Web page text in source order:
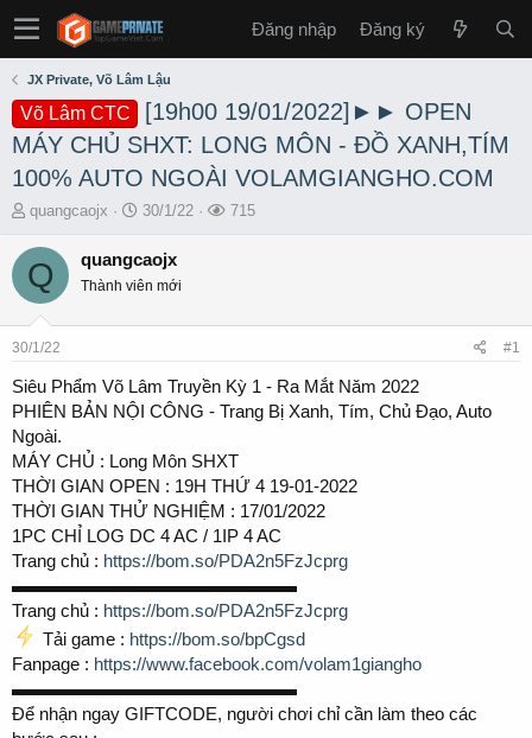
Đăng nhập Đăng ký
JX Private, Võ Lâm Lậu
Võ Lâm CTC
[19h00 19/01/2022]►► OPEN
MÁY CHỦ SHXT: LONG MÔN - ĐỒ XANH,TÍM
100% AUTO NGOÀI VOLAMGIANGHO.COM
T
r
e
s
a
e
r
quangcaojx
S
a
t
e
30/1/22
L
715
Q quangcaojx
Thành viên mới
30/1/22 #1
Siêu Phẩm Võ Lâm Truyền Kỳ 1 - Ra Mắt Năm 2022
PHIÊN BẢN NỘI CÔNG - Trang Bị Xanh, Tím, Chủ Đạo, Auto
Ngoài.
MÁY CHỦ : Long Môn SHXT
THỜI GIAN OPEN : 19H THỨ 4 19-01-2022
THỜI GIAN THỬ NGHIỆM : 17/01/2022
1PC CHỈ LOG DC 4 AC / 1IP 4 AC
Trang chủ : https://bom.so/PDA2n5FzJcprg
▬▬▬▬▬▬▬▬▬▬▬▬▬▬▬▬
Trang chủ : https://bom.so/PDA2n5FzJcprg
Tải game : https://bom.so/bpCgsd
Fanpage : https://www.facebook.com/volam1giangho
▬▬▬▬▬▬▬▬▬▬▬▬▬▬▬▬
Để nhận ngay GIFTCODE, người chơi chỉ cần làm theo các